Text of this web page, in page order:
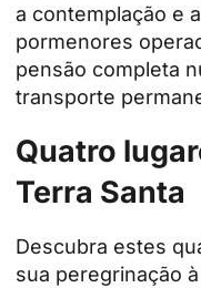
a contemplação e
pormenores
pensão completa
transporte
Quatro
Terra Santa
Descubra estes
sua peregrinação